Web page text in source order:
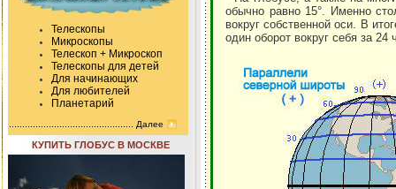
Телескопы
Микроскопы
Телескоп + Микроскоп
Телескопы для детей
Для начинающих
Для любителей
Планетарий
Далее
КУПИТЬ ГЛОБУС В МОСКВЕ
обычно равно 15°. Именно
вокруг собственной оси. В
один оборот вокруг себя за 24